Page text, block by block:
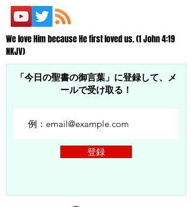
We love Him because He first loved us. (1 John 4:19
NKJV)
「今日の聖書の御言葉」に登録して、メ
ールで受け取る！
登録